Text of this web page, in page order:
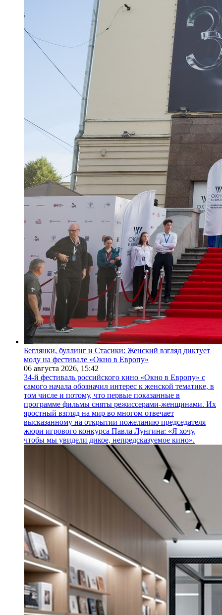
Беглянки, буллинг и Стасики: Женский взгляд диктует
моду на фестивале «Окно в Европу»
06 августа 2026, 15:42
34-й фестиваль российского кино «Окно в Европу» с
самого начала обозначил интерес к женской тематике, в
том числе и потому, что первые показанные в
программе фильмы сняты режиссерами-женщинами. Их
яростный взгляд на мир во многом отвечает
высказанному на открытии пожеланию председателя
жюри игрового конкурса Павла Лунгина: «Я хочу,
чтобы мы увидели дикое, непредсказуемое кино».